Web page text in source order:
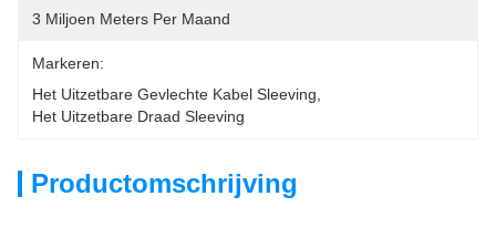
3 Miljoen Meters Per Maand
Markeren:
Het Uitzetbare Gevlechte Kabel Sleeving
Het Uitzetbare Draad Sleeving
Productomschrijving